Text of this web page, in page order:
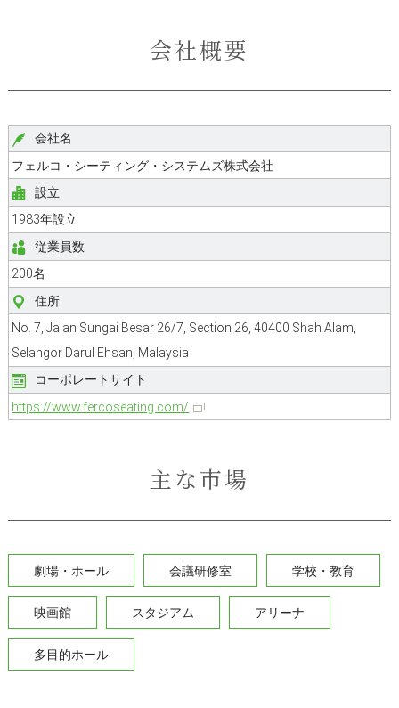
会社概要
会社名
フェルコ・シーティング・システムズ株式会社
設立
1983年設立
従業員数
200名
住所
No. 7, Jalan Sungai Besar 26/7, Section 26, 40400 Shah Alam,
Selangor Darul Ehsan, Malaysia
コーポレートサイト
https://www.fercoseating.com/
主な市場
劇場・ホール 会議研修室 学校・教育
映画館 スタジアム アリーナ
多目的ホール